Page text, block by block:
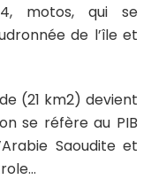
motos, qui se
de l’île et
(21 km2) devient
se réfère au PIB
Saoudite et